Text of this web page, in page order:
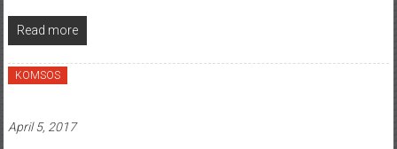
Read more
KOMSOS
April 5, 2017